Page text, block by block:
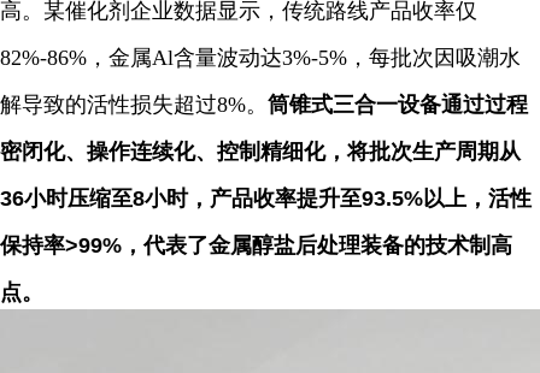
高。某催化剂企业数据显示，传统路线产品收率仅
82%-86%，金属Al含量波动达3%-5%，每批次因吸潮水
解导致的活性损失超过8%。 筒锥式三合一设备通过过程
密闭化、操作连续化、控制精细化，将批次生产周期从
36小时压缩至8小时，产品收率提升至93.5%以上，活性
保持率>99%，代表了金属醇盐后处理装备的技术制高
点。